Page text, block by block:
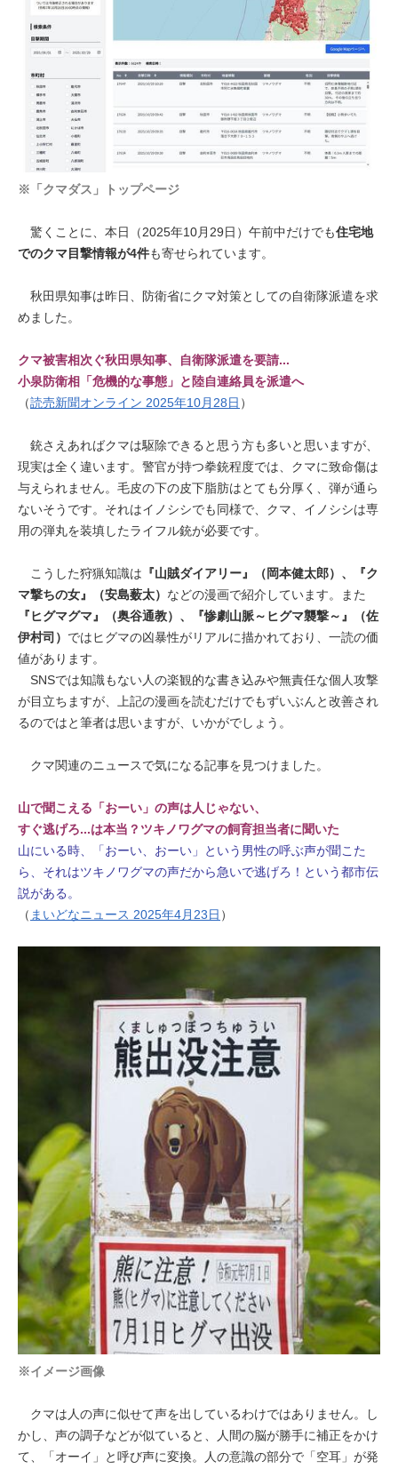
※「クマダス」トップページ
驚くことに、本日（2025年10月29日）午前中だけでも住宅地
でのクマ目撃情報が4件も寄せられています。
秋田県知事は昨日、防衛省にクマ対策としての自衛隊派遣を求
めました。
クマ被害相次ぐ秋田県知事、自衛隊派遣を要請...
小泉防衛相「危機的な事態」と陸自連絡員を派遣へ
（読売新聞オンライン 2025年10月28日 ）
銃さえあればクマは駆除できると思う方も多いと思いますが、
現実は全く違います。警官が持つ拳銃程度では、クマに致命傷は
与えられません。毛皮の下の皮下脂肪はとても分厚く、弾が通ら
ないそうです。それはイノシシでも同様で、クマ、イノシシは専
用の弾丸を装填したライフル銃が必要です。
こうした狩猟知識は 『山賊ダイアリー』（岡本健太郎）、『ク
マ撃ちの女』（安島薮太） などの漫画で紹介しています。また
『ヒグマグマ』（奥谷通教）、『惨劇山脈～ヒグマ襲撃～』（佐
伊村司） ではヒグマの凶暴性がリアルに描かれており、一読の価
値があります。
SNSでは知識もない人の楽観的な書き込みや無責任な個人攻撃
が目立ちますが、上記の漫画を読むだけでもずいぶんと改善され
るのではと筆者は思いますが、いかがでしょう。
クマ関連のニュースで気になる記事を見つけました。
山で聞こえる「おーい」の声は人じゃない、
すぐ逃げろ...は本当？ツキノワグマの飼育担当者に聞いた
山にいる時、「おーい、おーい」という男性の呼ぶ声が聞こた
ら、それはツキノワグマの声だから急いで逃げろ！という都市伝
説がある。
（ まいどなニュース 2025年4月23日 ）
※イメージ画像
クマは人の声に似せて声を出しているわけではありません。し
かし、声の調子などが似ていると、人間の脳が勝手に補正をかけ
て、「オーイ」と呼び声に変換。人の意識の部分で「空耳」が発